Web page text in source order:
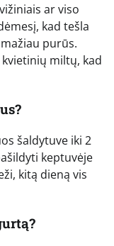
ar viso
kad tešla
purūs.
miltų, kad
šaldytuve iki 2
keptuvėje
kitą dieną vis